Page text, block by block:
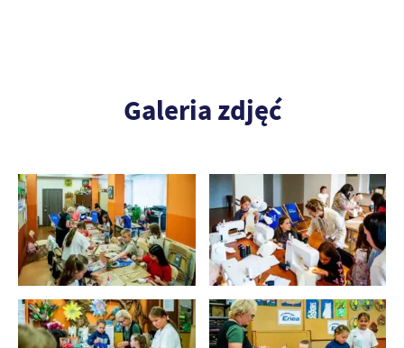
Galeria zdjęć